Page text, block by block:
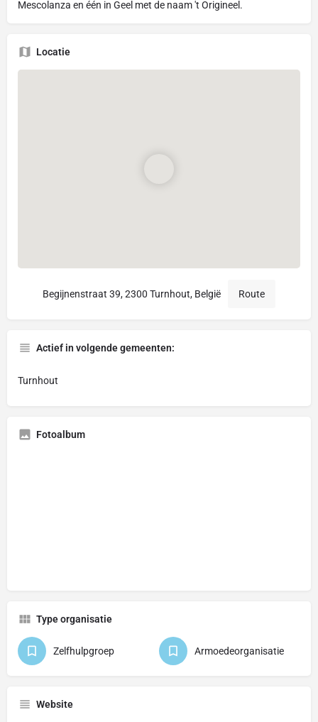
Mescolanza en één in Geel met de naam 't Origineel.
Locatie
Begijnenstraat 39, 2300 Turnhout, België Route
Actief in volgende gemeenten:
Turnhout
Fotoalbum
Type organisatie
Zelfhulpgroep Armoedeorganisatie
Website